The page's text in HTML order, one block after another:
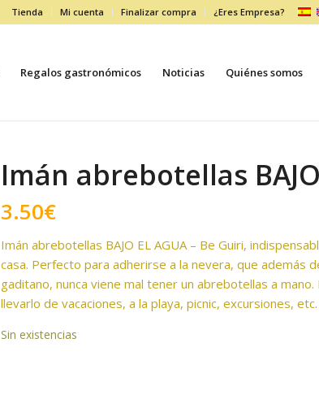
Tienda Mi cuenta Finalizar compra ¿Eres Empresa?
Regalos gastronómicos Noticias Quiénes somos
Imán abrebotellas
3.50€
Imán abrebotellas BAJO EL AGUA – Be Guiri,
casa. Perfecto para adherirse a la nevera, que además
gaditano, nunca viene mal tener un abrebotellas a
llevarlo de vacaciones, a la playa, picnic, excursiones, etc.
Sin existencias